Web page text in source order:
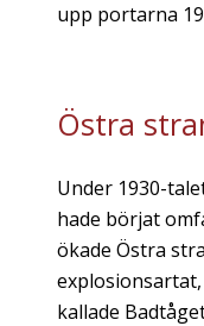
upp portarna
Östra
Under 1930-
hade börjat
ökade Östra
kallade